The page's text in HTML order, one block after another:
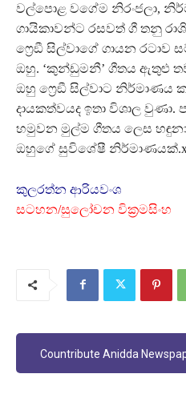
වල්පොළ වගේම නිරංජලා,
ගායිකාවන්ට රසවත් ගී තනු
ෆ්‍රෙඞී සිල්වාගේ ගායන
ඔහු. ‘කුන්ඩුමනී’ ගීතය ඇතුළු
ඔහු ෆ්‍රෙඞී සිල්වාට නිර්මාණය
දායකත්වයද ඉතා විශාල
හමුවන මුල්ම ගීතය ලෙස
ඔහුගේ සුවිශේෂී
කුලරත්න ආරියවංශ
සටහන/සුලෝචන වික‍්‍රමසිංහ
Countribute Anidda